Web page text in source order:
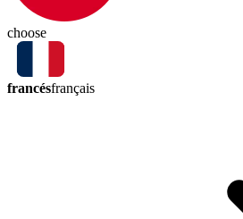
choose
francésfrançais